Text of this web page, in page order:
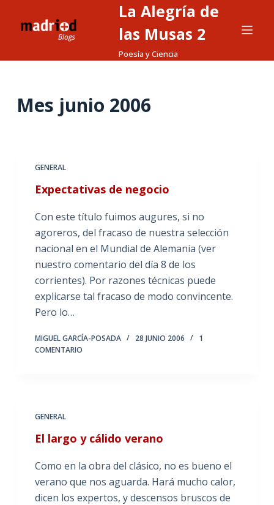
t
La Alegría de
las Musas 2
Poesía y Ciencia
Mes junio 2006
GENERAL
Expectativas de negocio
Con este título fuimos augures, si no
agoreros, del fracaso de nuestra selección
nacional en el Mundial de Alemania (ver
nuestro comentario del día 8 de los
corrientes). Por razones técnicas puede
explicarse tal fracaso de modo convincente.
Pero lo…
MIGUEL GARCÍA-POSADA 28 JUNIO 2006
1
COMENTARIO
GENERAL
El largo y cálido verano
Como en la obra del clásico, no es bueno el
verano que nos aguarda. Hará mucho calor,
dicen los expertos, y descensos bruscos de